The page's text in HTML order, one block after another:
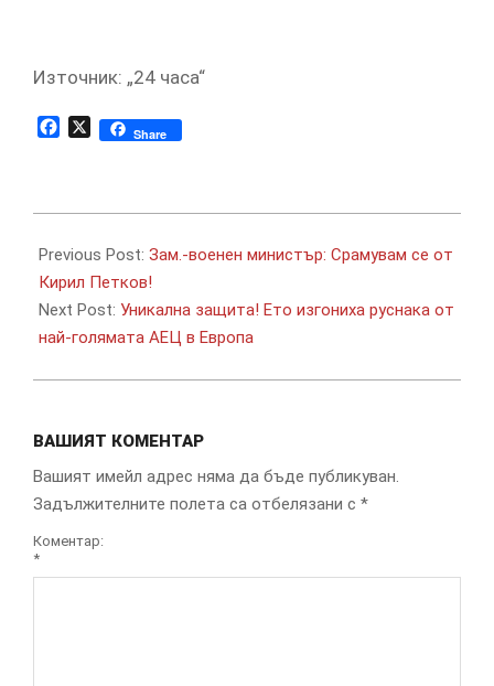
Източник: „24 часа“
Facebook
X Share
03-
02
Previous Post: Зам.-военен министър: Срамувам се от
Кирил Петков!
Next Post: Уникална защита! Ето изгониха руснака от
най-голямата АЕЦ в Европа
ВАШИЯТ КОМЕНТАР
Вашият имейл адрес няма да бъде публикуван.
Задължителните полета са отбелязани с *
Коментар:
*